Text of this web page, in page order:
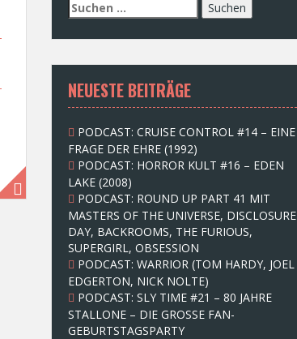
S
u
c
e
n
n
c
h
:
NEUESTE BEITRÄGE
PODCAST: CRUISE CONTROL #14 – EINE
FRAGE DER EHRE (1992)
PODCAST: HORROR KULT #16 – EDEN
LAKE (2008)
PODCAST: ROUND UP PART 41 MIT
MASTERS OF THE UNIVERSE, DISCLOSURE
DAY, BACKROOMS, THE FURIOUS,
SUPERGIRL, OBSESSION
PODCAST: WARRIOR (TOM HARDY, JOEL
EDGERTON, NICK NOLTE)
PODCAST: SLY TIME #21 – 80 JAHRE
STALLONE – DIE GROSSE FAN-
GEBURTSTAGSPARTY